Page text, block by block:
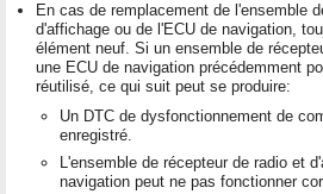
En cas de remplacement de l'ensemble
d'affichage ou de l'ECU de navigation,
élément neuf. Si un ensemble de
une ECU de navigation précédemment
réutilisé, ce qui suit peut se produire:
Un DTC de dysfonctionnement de
enregistré.
L'ensemble de récepteur de radio et
navigation peut ne pas fonctionner